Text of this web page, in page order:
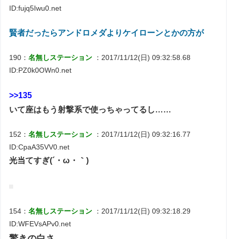
ID:fujq5Iwu0.net
賢者だったらアンドロメダよりケイローンとかの方が
190：名無しステーション
：2017/11/12(日) 09:32:58.68
ID:PZ0k0OWn0.net
>>135
いて座はもう射撃系で使っちゃってるし……
152：名無しステーション
：2017/11/12(日) 09:32:16.77
ID:CpaA35VV0.net
光当てすぎ(´・ω・｀)
154：名無しステーション
：2017/11/12(日) 09:32:18.29
ID:WFEVsAPv0.net